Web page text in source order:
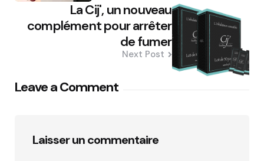
La Cij', un nouveau
complément pour arrêter
de fumer
Next Post
Leave a Comment
Laisser un commentaire